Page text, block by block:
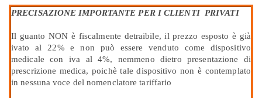
PRECISAZIONE IMPORTANTE PER I CLIENTI PRIVATI
Il guanto NON è fiscalmente detraibile, il prezzo esposto è già
ivato al 22% e non può essere venduto come dispositivo
medicale con iva al 4%, nemmeno dietro presentazione di
prescrizione medica, poichè tale dispositivo non è contemplato
in nessuna voce del nomenclatore tariffario